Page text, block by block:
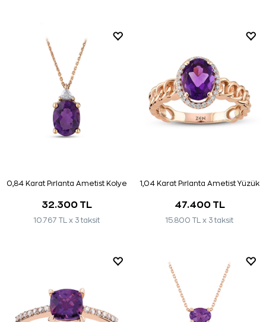
0,84 Karat Pırlanta Ametist Kolye
32.300 TL
10.767 TL x 3 taksit
1,04 Karat Pırlanta Ametist Yüzük
47.400 TL
15.800 TL x 3 taksit